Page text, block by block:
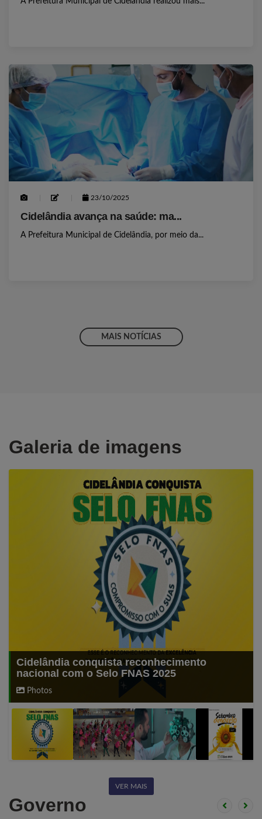
23/10/2025
Cidelândia avança na saúde: ma...
A Prefeitura Municipal de Cidelândia, por meio da...
MAIS NOTÍCIAS
Galeria de imagens
Cidelândia conquista reconhecimento
nacional com o Selo FNAS 2025
Photos
VER MAIS
Governo